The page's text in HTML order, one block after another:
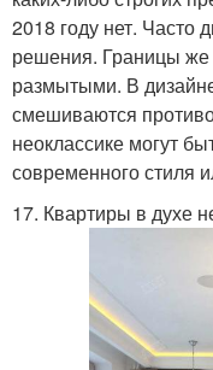
2018 году нет. Часто
решения. Границы же
размытыми. В
смешиваются
неоклассике могут
современного стиля
17. Квартиры в духе